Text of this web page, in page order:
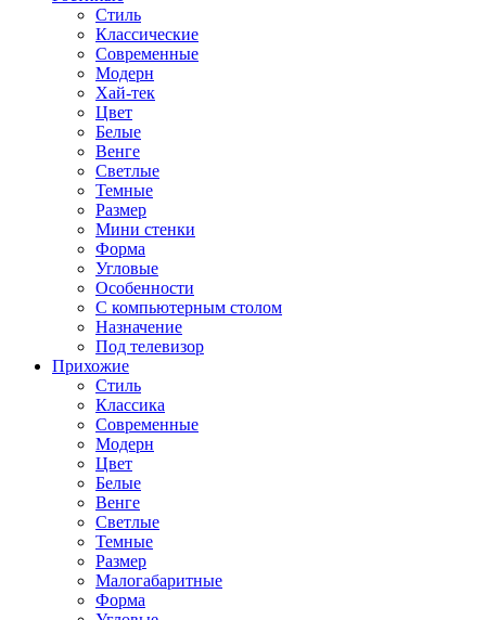
Стиль
Классические
Современные
Модерн
Хай-тек
Цвет
Белые
Венге
Светлые
Темные
Размер
Мини стенки
Форма
Угловые
Особенности
С компьютерным столом
Назначение
Под телевизор
Прихожие
Стиль
Классика
Современные
Модерн
Цвет
Белые
Венге
Светлые
Темные
Размер
Малогабаритные
Форма